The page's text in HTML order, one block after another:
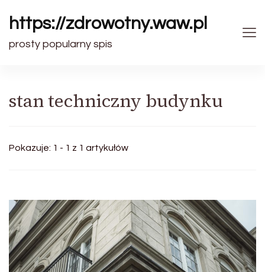
https://zdrowotny.waw.pl
prosty popularny spis
stan techniczny budynku
Pokazuje: 1 - 1 z 1 artykułów